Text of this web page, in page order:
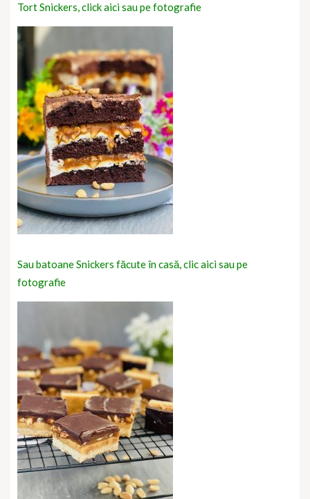
Tort Snickers, click aici sau pe fotografie
Sau batoane Snickers făcute în casă, clic aici sau pe
fotografie